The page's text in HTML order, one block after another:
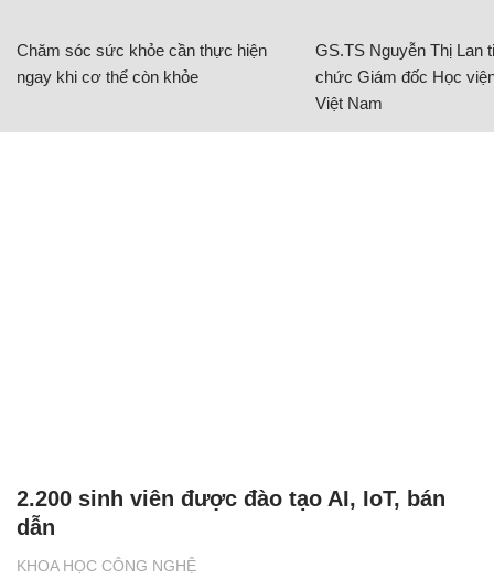
Chăm sóc sức khỏe cần thực hiện
ngay khi cơ thể còn khỏe
GS.TS Nguyễn Thị Lan
chức Giám đốc Học
Việt Nam
KHOA HỌC CÔNG NGHỆ
2.200 sinh viên được đào tạo AI, IoT, bán
dẫn